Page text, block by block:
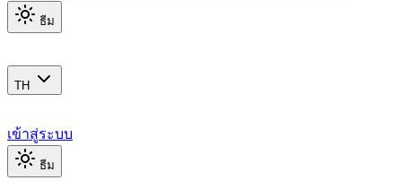
ธีม
TH
เข้าสู่ระบบ
ธีม